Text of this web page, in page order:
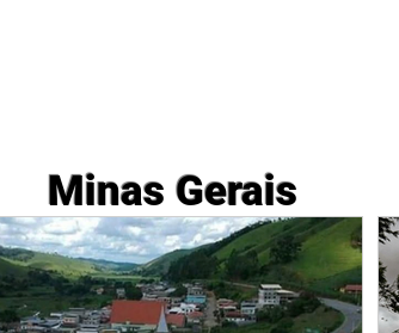
Minas Gerais